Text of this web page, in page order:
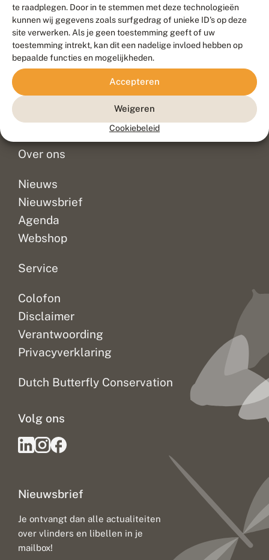
te raadplegen. Door in te stemmen met deze technologieën
kunnen wij gegevens zoals surfgedrag of unieke ID's op deze
site verwerken. Als je geen toestemming geeft of uw
toestemming intrekt, kan dit een nadelige invloed hebben op
bepaalde functies en mogelijkheden.
Accepteren
Weigeren
Cookiebeleid
Contact
Veelgestelde vragen
Doneer
Over ons
Nieuws
Nieuwsbrief
Agenda
Webshop
Service
Colofon
Disclaimer
Verantwoording
Privacyverklaring
Dutch Butterfly Conservation
Nieuwsbrief
Je ontvangt dan alle actualiteiten
over vlinders en libellen in je
mailbox!
Volg ons
Meld waarnemingen© 2026 Vlinderstichting
Duurzaam ontwikkeld door
Go2People
, ontworpen door
Blue Field Agency
Privacy
Disclaimer
Sitemap